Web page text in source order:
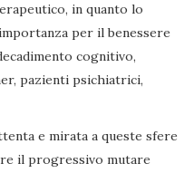
in quanto lo
per il benessere
cognitivo,
pazienti psichiatrici,
e mirata a queste sfere
il progressivo mutare